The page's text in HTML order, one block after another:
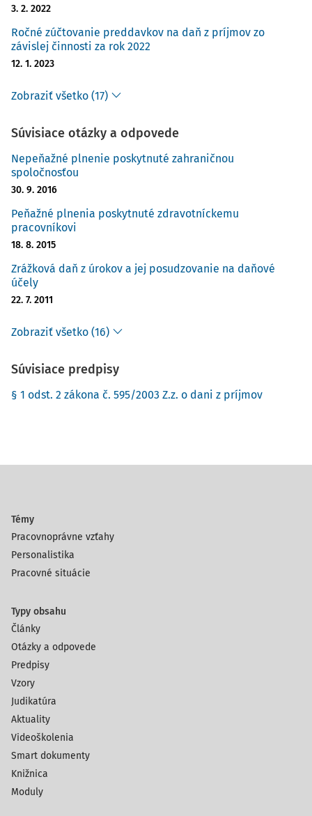
3. 2. 2022
Ročné zúčtovanie preddavkov na daň z príjmov zo
závislej činnosti za rok 2022
12. 1. 2023
Zobraziť všetko (17)
Súvisiace otázky a odpovede
Nepeňažné plnenie poskytnuté zahraničnou
spoločnosťou
30. 9. 2016
Peňažné plnenia poskytnuté zdravotníckemu
pracovníkovi
18. 8. 2015
Zrážková daň z úrokov a jej posudzovanie na daňové
účely
22. 7. 2011
Zobraziť všetko (16)
Súvisiace predpisy
§ 1 odst. 2 zákona č. 595/2003 Z.z. o dani z príjmov
Témy
Pracovnoprávne vzťahy
Personalistika
Pracovné situácie
Typy obsahu
Články
Otázky a odpovede
Predpisy
Vzory
Judikatúra
Aktuality
Videoškolenia
Smart dokumenty
Knižnica
Moduly